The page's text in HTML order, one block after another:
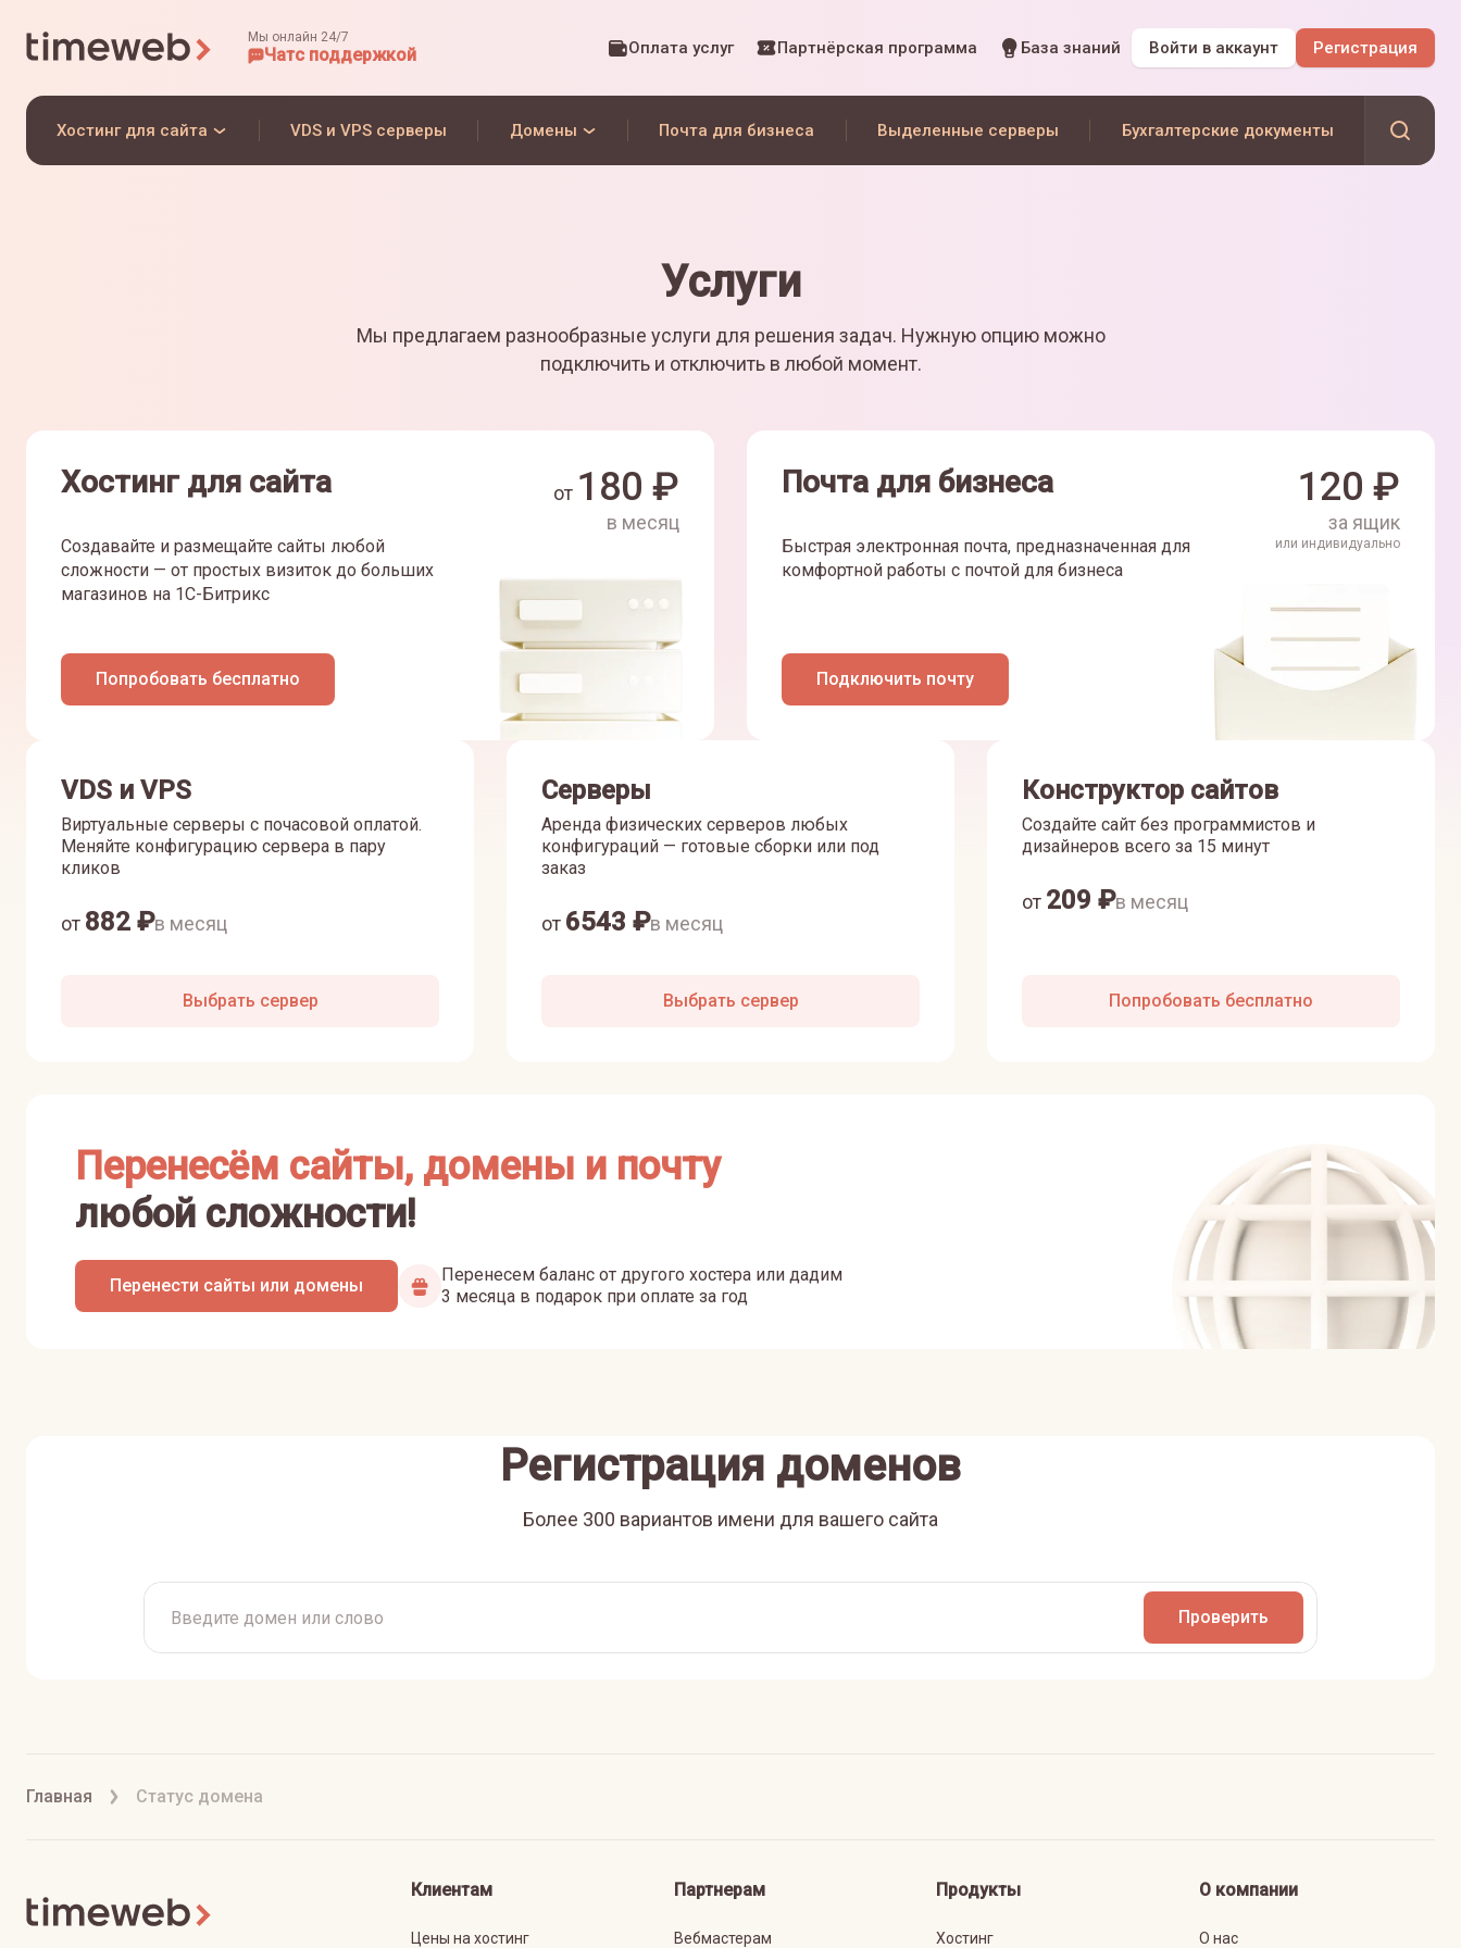
Мы онлайн 24/7
Чатс поддержкой Оплата услуг Партнёрская программа База знаний Войти в аккаунт Регистрация
Хостинг для сайта VDS и VPS серверы Домены Почта для бизнеса Выделенные серверы Бухгалтерские документы
Услуги
Мы предлагаем разнообразные услуги для решения задач. Нужную опцию можно
подключить и отключить в любой момент.
Хостинг для сайта
Создавайте и размещайте сайты любой
сложности — от простых визиток до больших
магазинов на 1С-Битрикс
Попробовать бесплатно
от 180 ₽
в месяц
Почта для бизнеса
Быстрая электронная почта, предназначенная для
комфортной работы с почтой для бизнеса
Подключить почту
120 ₽
за ящик
или индивидуально
VDS и VPS
Виртуальные серверы с почасовой оплатой.
Меняйте конфигурацию сервера в пару
кликов
от 882 ₽в месяц
Выбрать сервер
Серверы
Аренда физических серверов любых
конфигураций — готовые сборки или под
заказ
от 6543 ₽в месяц
Выбрать сервер
Конструктор сайтов
Создайте сайт без программистов и
дизайнеров всего за 15 минут
от 209 ₽в месяц
Попробовать бесплатно
Перенесём сайты, домены и почту
любой сложности!
Перенести сайты или домены
Перенесем баланс от другого хостера или дадим
3 месяца в подарок при оплате за год
Регистрация доменов
Более 300 вариантов имени для вашего сайта
Проверить
Главная Статус домена
Клиентам
Цены на хостинг
Партнерам
Вебмастерам
Продукты
Хостинг
О компании
О нас